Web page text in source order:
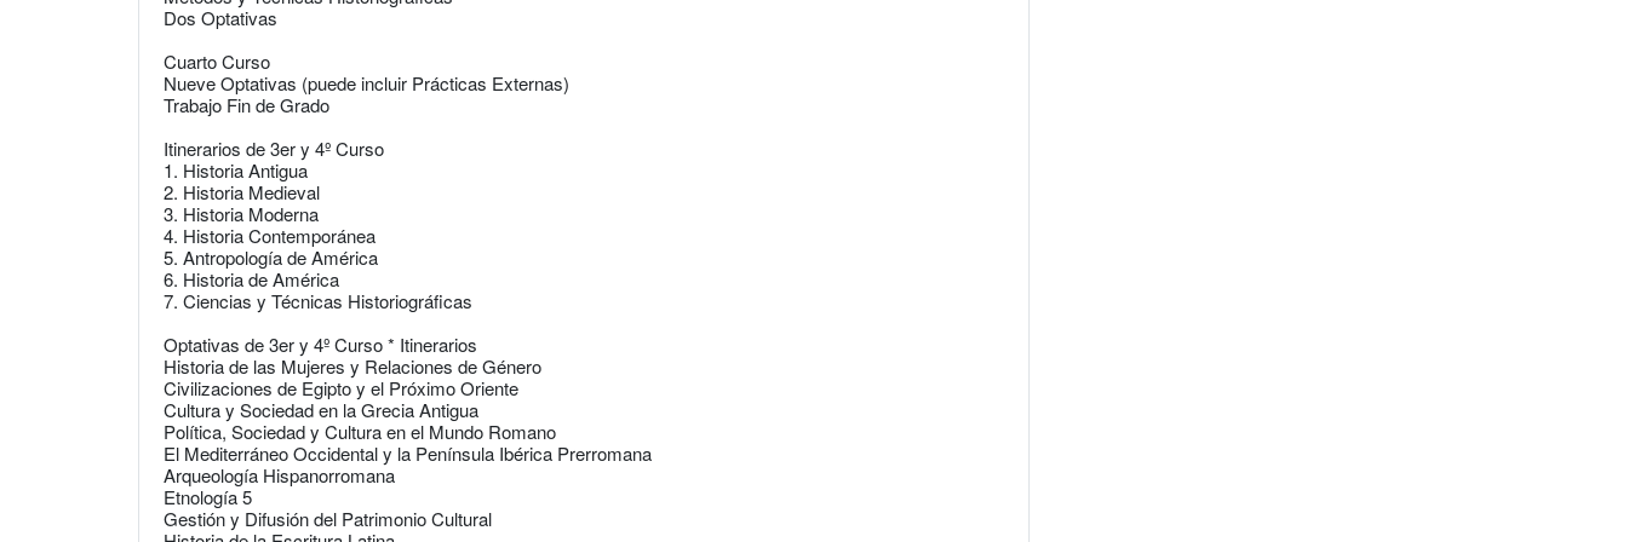
Dos Optativas
Cuarto Curso
Nueve Optativas (puede incluir Prácticas Externas)
Trabajo Fin de Grado
Itinerarios de 3er y 4º Curso
1. Historia Antigua
2. Historia Medieval
3. Historia Moderna
4. Historia Contemporánea
5. Antropología de América
6. Historia de América
7. Ciencias y Técnicas Historiográficas
Optativas de 3er y 4º Curso * Itinerarios
Historia de las Mujeres y Relaciones de Género
Civilizaciones de Egipto y el Próximo Oriente
Cultura y Sociedad en la Grecia Antigua
Política, Sociedad y Cultura en el Mundo Romano
El Mediterráneo Occidental y la Península Ibérica Prerromana
Arqueología Hispanorromana
Etnología 5
Gestión y Difusión del Patrimonio Cultural